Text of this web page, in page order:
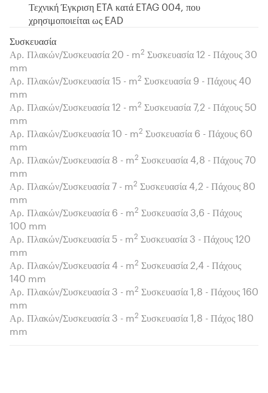
Τεχνική Έγκριση ETA κατά ETAG 004, που
χρησιμοποιείται ως EAD
Συσκευασία
Αρ. Πλακών/Συσκευασία 20 - m2 Συσκευασία 12 - Πάχους 30
mm
Αρ. Πλακών/Συσκευασία 15 - m2 Συσκευασία 9 - Πάχους 40
mm
Αρ. Πλακών/Συσκευασία 12 - m2 Συσκευασία 7,2 - Πάχους 50
mm
Αρ. Πλακών/Συσκευασία 10 - m2 Συσκευασία 6 - Πάχους 60
mm
Αρ. Πλακών/Συσκευασία 8 - m2 Συσκευασία 4,8 - Πάχους 70
mm
Αρ. Πλακών/Συσκευασία 7 - m2 Συσκευασία 4,2 - Πάχους 80
mm
Αρ. Πλακών/Συσκευασία 6 - m2 Συσκευασία 3,6 - Πάχους
100 mm
Αρ. Πλακών/Συσκευασία 5 - m2 Συσκευασία 3 - Πάχους 120
mm
Αρ. Πλακών/Συσκευασία 4 - m2 Συσκευασία 2,4 - Πάχους
140 mm
Αρ. Πλακών/Συσκευασία 3 - m2 Συσκευασία 1,8 - Πάχους 160
mm
Αρ. Πλακών/Συσκευασία 3 - m2 Συσκευασία 1,8 - Πάχος 180
mm